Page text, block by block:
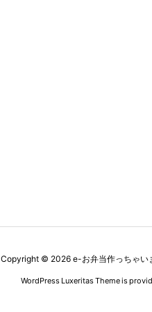
Copyright © 2026 e-お弁当作っちゃい
WordPress Luxeritas Theme is